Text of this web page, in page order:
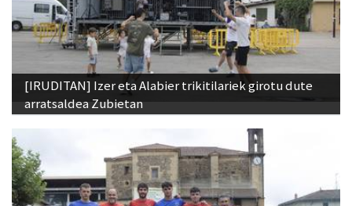
[IRUDITAN] Izer eta Alabier trikitilariek girotu dute
arratsaldea Zubietan